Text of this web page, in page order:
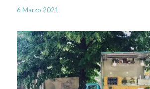
6 Marzo 2021